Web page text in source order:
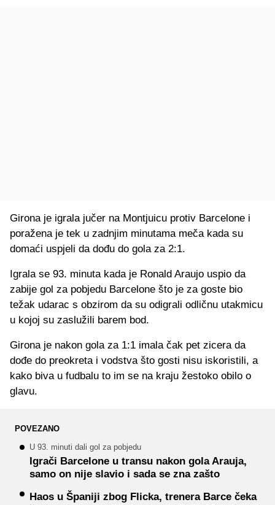
Girona je igrala jučer na Montjuicu protiv Barcelone i
poražena je tek u zadnjim minutama meča kada su
domaći uspjeli da dođu do gola za 2:1.
Igrala se 93. minuta kada je Ronald Araujo uspio da
zabije gol za pobjedu Barcelone što je za goste bio
težak udarac s obzirom da su odigrali odličnu utakmicu
u kojoj su zaslužili barem bod.
Girona je nakon gola za 1:1 imala čak pet zicera da
dođe do preokreta i vodstva što gosti nisu iskoristili, a
kako biva u fudbalu to im se na kraju žestoko obilo o
glavu.
POVEZANO
U 93. minuti dali gol za pobjedu
Igrači Barcelone u transu nakon gola Arauja,
samo on nije slavio i sada se zna zašto
Haos u Španiji zbog Flicka, trenera Barce čeka